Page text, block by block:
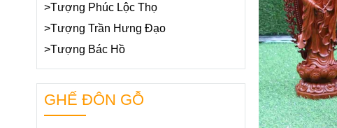
>Tượng Phúc Lộc Thọ
>Tượng Trần Hưng Đạo
>Tượng Bác Hồ
GHẾ ĐÔN GỖ